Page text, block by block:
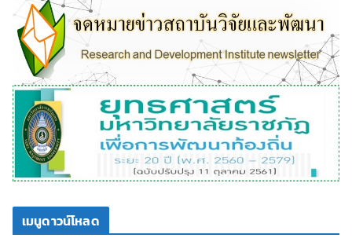
เมนูดาวน์โหลด